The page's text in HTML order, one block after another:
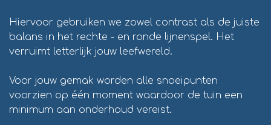
Hiervoor gebruiken we zowel contrast als de juiste
balans in het rechte - en ronde lijnenspel. Het
verruimt letterlijk jouw leefwereld.
Voor jouw gemak worden alle snoeipunten
voorzien op één moment waardoor de tuin een
minimum aan onderhoud vereist.